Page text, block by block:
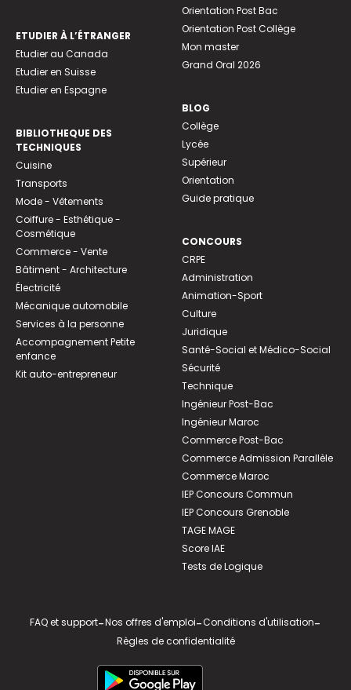
ETUDIER À L’ÉTRANGER
Etudier au Canada
Etudier en Suisse
Etudier en Espagne
BIBLIOTHEQUE DES
TECHNIQUES
Cuisine
Transports
Mode - Vêtements
Coiffure - Esthétique -
Cosmétique
Commerce - Vente
Bâtiment - Architecture
Électricité
Mécanique automobile
Services à la personne
Accompagnement Petite
enfance
Kit auto-entrepreneur
Orientation Post Bac
Orientation Post Collège
Mon master
Grand Oral 2026
BLOG
Collège
Lycée
Supérieur
Orientation
Guide pratique
CONCOURS
CRPE
Administration
Animation-Sport
Culture
Juridique
Santé-Social et Médico-Social
Sécurité
Technique
Ingénieur Post-Bac
Ingénieur Maroc
Commerce Post-Bac
Commerce Admission Parallèle
Commerce Maroc
IEP Concours Commun
IEP Concours Grenoble
TAGE MAGE
Score IAE
Tests de Logique
FAQ et support-Nos offres d'emploi-Conditions d'utilisation-
Règles de confidentialité